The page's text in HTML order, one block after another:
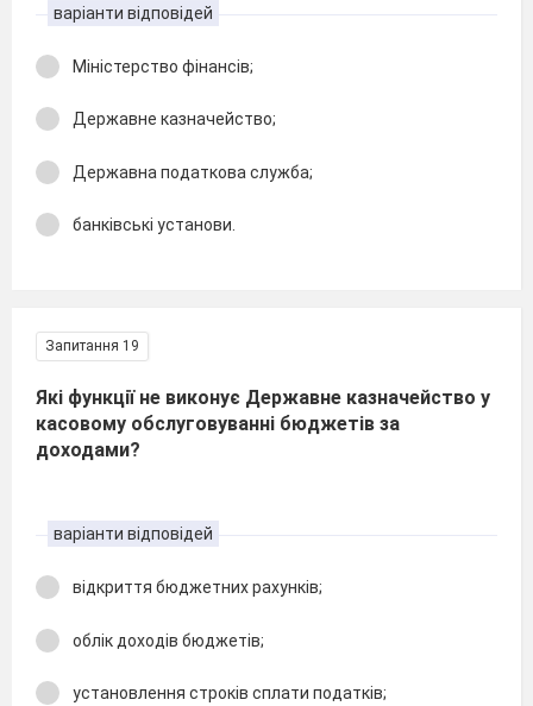
варіанти відповідей
Міністерство фінансів;
Державне казначейство;
Державна податкова служба;
банківські установи.
Запитання 19
Які функції не виконує Державне казначейство у
касовому обслуговуванні бюджетів за
доходами?
варіанти відповідей
відкриття бюджетних рахунків;
облік доходів бюджетів;
установлення строків сплати податків;